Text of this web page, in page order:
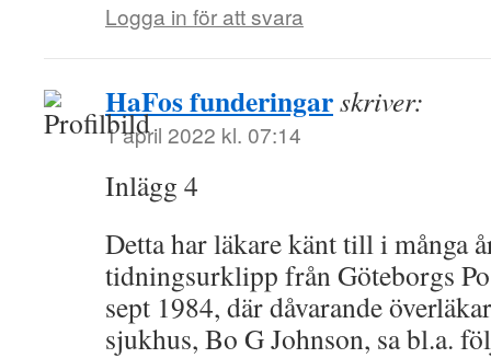
Logga in för att svara
HaFos funderingarskriver:
1 april 2022 kl. 07:14
Inlägg 4
Detta har läkare känt till i många
tidningsurklipp från Göteborgs
sept 1984, där dåvarande
sjukhus, Bo G Johnson, sa bl.a.